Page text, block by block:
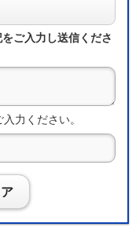
ご入力し送信くださ
力ください。